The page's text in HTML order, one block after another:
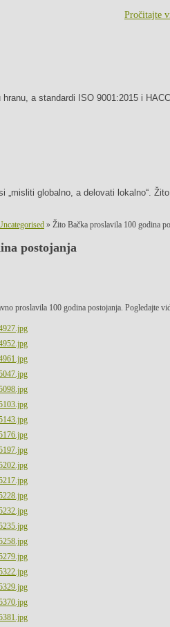
Pročitajte
a standardi ISO 9001:2015 i
„misliti globalno, a delovati lokalno“.
» Žito Bačka proslavila 100 godina
postojanja
proslavila 100 godina postojanja. Pogledajte